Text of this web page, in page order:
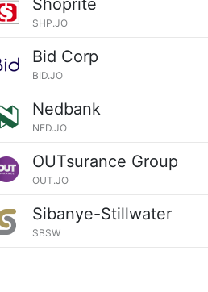
Shoprite
SHP.JO
Bid Corp
BID.JO
Nedbank
NED.JO
OUTsurance Group
OUT.JO
Sibanye-Stillwater
SBSW